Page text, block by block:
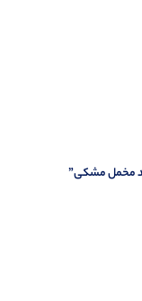
مخمل مشکی”